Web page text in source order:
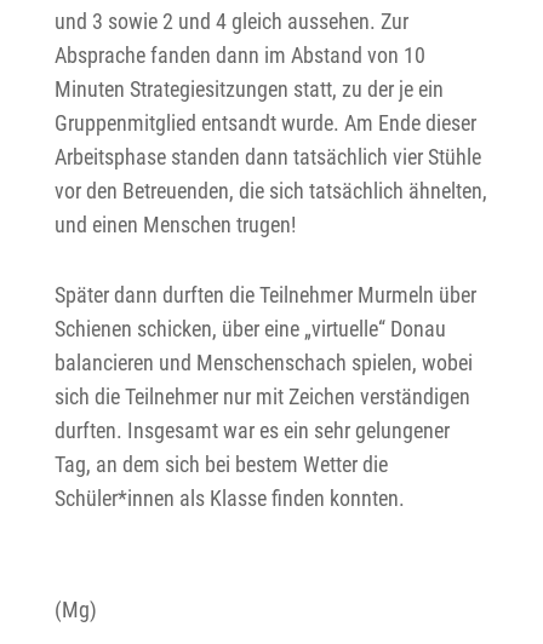
und 3 sowie 2 und 4 gleich aussehen. Zur
Absprache fanden dann im Abstand von 10
Minuten Strategiesitzungen statt, zu der je ein
Gruppenmitglied entsandt wurde. Am Ende dieser
Arbeitsphase standen dann tatsächlich vier Stühle
vor den Betreuenden, die sich tatsächlich ähnelten,
und einen Menschen trugen!
Später dann durften die Teilnehmer Murmeln über
Schienen schicken, über eine „virtuelle“ Donau
balancieren und Menschenschach spielen, wobei
sich die Teilnehmer nur mit Zeichen verständigen
durften. Insgesamt war es ein sehr gelungener
Tag, an dem sich bei bestem Wetter die
Schüler*innen als Klasse finden konnten.
(Mg)